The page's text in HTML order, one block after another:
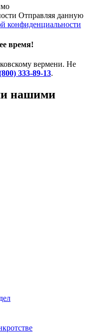
Отправляя данную
конфиденциальности
время!
вермени. Не
333-89-13.
нашими